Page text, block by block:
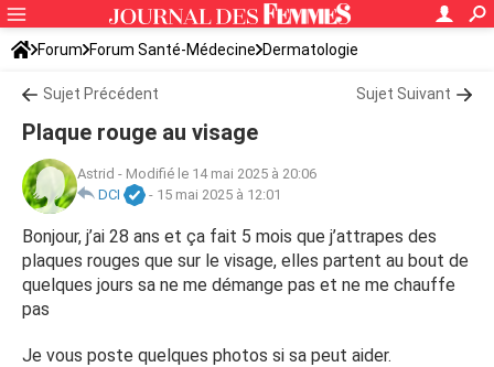
Forum Forum Santé-Médecine Dermatologie
Sujet Précédent Sujet Suivant
Plaque rouge au visage
Astrid - Modifié le 14 mai 2025 à 20:06
DCI
- 15 mai 2025 à 12:01
Bonjour, j’ai 28 ans et ça fait 5 mois que j’attrapes des
plaques rouges que sur le visage, elles partent au bout de
quelques jours sa ne me démange pas et ne me chauffe
pas
Je vous poste quelques photos si sa peut aider.